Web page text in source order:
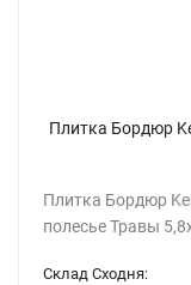
Плитка Бордюр
полесье Травы
Склад Сходня: